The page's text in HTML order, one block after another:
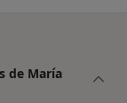
de María